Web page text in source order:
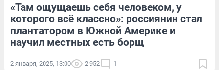
«Там ощущаешь себя человеком, у
которого всё классно»: россиянин стал
плантатором в Южной Америке и
научил местных есть борщ
2 января, 2025, 13:00 2 952 1